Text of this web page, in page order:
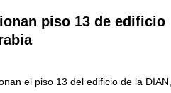
reconocido en el mundo
piso 13 de edificio
el piso 13 del edificio de la DIAN,